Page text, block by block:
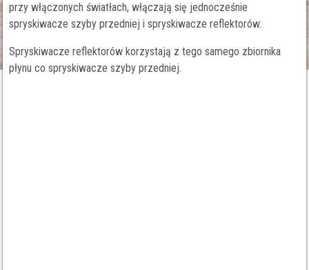
przy włączonych światłach, włączają się jednocześnie
spryskiwacze szyby przedniej i spryskiwacze reflektorów.
Spryskiwacze reflektorów korzystają z tego samego zbiornika
płynu co spryskiwacze szyby przedniej.